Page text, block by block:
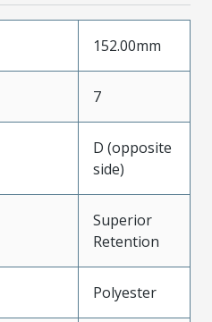
152.00mm
7
D (opposite
side)
Superior
Retention
Polyester